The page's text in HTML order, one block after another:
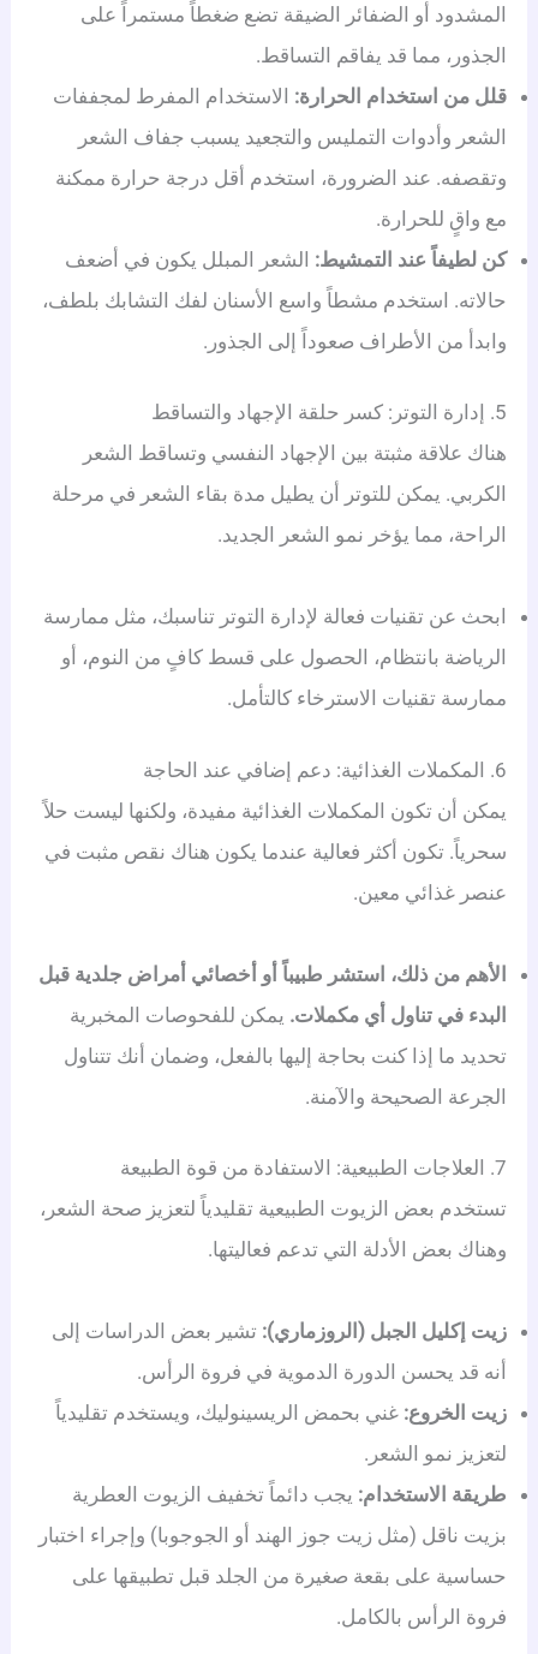
المشدود أو الضفائر الضيقة تضع ضغطاً مستمراً على
الجذور، مما قد يفاقم التساقط.
قلل من استخدام الحرارة: الاستخدام المفرط لمجففات
الشعر وأدوات التمليس والتجعيد يسبب جفاف الشعر
وتقصفه. عند الضرورة، استخدم أقل درجة حرارة ممكنة
مع واقٍ للحرارة.
كن لطيفاً عند التمشيط:الشعر المبلل يكون في أضعف
حالاته. استخدم مشطاً واسع الأسنان لفك التشابك بلطف،
وابدأ من الأطراف صعوداً إلى الجذور.
هناك علاقة مثبتة بين الإجهاد النفسي وتساقط الشعر
الكربي. يمكن للتوتر أن يطيل مدة بقاء الشعر في مرحلة
الراحة، مما يؤخر نمو الشعر الجديد.
ابحث عن تقنيات فعالة لإدارة التوتر تناسبك، مثل ممارسة
الرياضة بانتظام، الحصول على قسط كافٍ من النوم، أو
ممارسة تقنيات الاسترخاء كالتأمل.
يمكن أن تكون المكملات الغذائية مفيدة، ولكنها ليست حلاً
سحرياً. تكون أكثر فعالية عندما يكون هناك نقص مثبت في
عنصر غذائي معين.
الأهم من ذلك، استشر طبيباً أو أخصائي أمراض جلدية قبل
البدء في تناول أي مكملات.يمكن للفحوصات المخبرية
تحديد ما إذا كنت بحاجة إليها بالفعل، وضمان أنك تتناول
الجرعة الصحيحة والآمنة.
تستخدم بعض الزيوت الطبيعية تقليدياً لتعزيز صحة الشعر،
وهناك بعض الأدلة التي تدعم فعاليتها.
زيت إكليل الجبل (الروزماري):تشير بعض الدراسات إلى
أنه قد يحسن الدورة الدموية في فروة الرأس.
زيت الخروع:غني بحمض الريسينوليك، ويستخدم تقليدياً
لتعزيز نمو الشعر.
طريقة الاستخدام: يجب دائماً تخفيف الزيوت العطرية
بزيت ناقل (مثل زيت جوز الهند أو الجوجوبا) وإجراء اختبار
حساسية على بقعة صغيرة من الجلد قبل تطبيقها على
فروة الرأس بالكامل.